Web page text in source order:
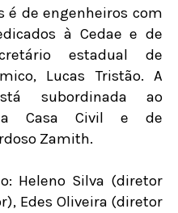
é de engenheiros com
à Cedae e de
estadual de
Lucas Tristão. A
subordinada ao
Casa Civil e de
Zamith.
Heleno Silva (diretor
Edes Oliveira (diretor